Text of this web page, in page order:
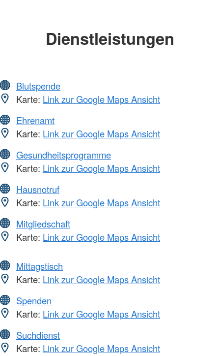
Dienstleistungen
Blutspende
Karte: Link zur Google Maps Ansicht
Ehrenamt
Karte: Link zur Google Maps Ansicht
Gesundheitsprogramme
Karte: Link zur Google Maps Ansicht
Hausnotruf
Karte: Link zur Google Maps Ansicht
Mitgliedschaft
Karte: Link zur Google Maps Ansicht
Mittagstisch
Karte: Link zur Google Maps Ansicht
Spenden
Karte: Link zur Google Maps Ansicht
Suchdienst
Karte: Link zur Google Maps Ansicht